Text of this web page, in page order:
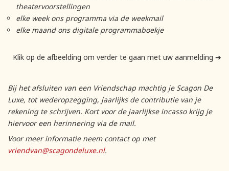
theatervoorstellingen
elke week ons programma via de weekmail
elke maand ons digitale programmaboekje
Klik op de afbeelding om verder te gaan met uw aanmelding ➔
Bij het afsluiten van een Vriendschap machtig je Scagon De
Luxe, tot wederopzegging, jaarlijks de contributie van je
rekening te schrijven. Kort voor de jaarlijkse incasso krijg je
hiervoor een herinnering via de mail.
Voor meer informatie neem contact op met
vriendvan@scagondeluxe.nl.